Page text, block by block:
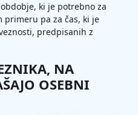
ki je potrebno za
primeru pa za čas, ki je
predpisanih z
NA
OSEBNI